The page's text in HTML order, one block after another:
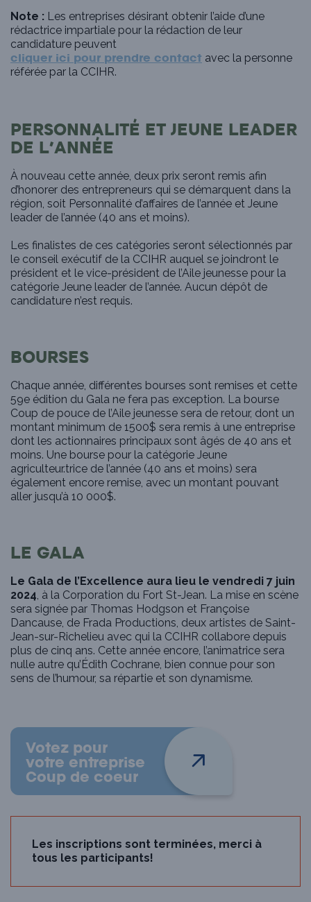
Note : Les entreprises désirant obtenir l’aide d’une
rédactrice impartiale pour la rédaction de leur
candidature peuvent
cliquer ici pour prendre contact avec la personne
référée par la CCIHR.
PERSONNALITÉ ET JEUNE LEADER
DE L’ANNÉE
À nouveau cette année, deux prix seront remis afin
d’honorer des entrepreneurs qui se démarquent dans la
région, soit Personnalité d’affaires de l’année et Jeune
leader de l’année (40 ans et moins).
Les finalistes de ces catégories seront sélectionnés par
le conseil exécutif de la CCIHR auquel se joindront le
président et le vice-président de l’Aile jeunesse pour la
catégorie Jeune leader de l’année. Aucun dépôt de
candidature n’est requis.
BOURSES
Chaque année, différentes bourses sont remises et cette
59e édition du Gala ne fera pas exception. La bourse
Coup de pouce de l’Aile jeunesse sera de retour, dont un
montant minimum de 1500$ sera remis à une entreprise
dont les actionnaires principaux sont âgés de 40 ans et
moins. Une bourse pour la catégorie Jeune
agriculteur.trice de l’année (40 ans et moins) sera
également encore remise, avec un montant pouvant
aller jusqu’à 10 000$.
LE GALA
Le Gala de l’Excellence aura lieu le vendredi 7 juin
2024, à la Corporation du Fort St-Jean. La mise en scène
sera signée par Thomas Hodgson et Françoise
Dancause, de Frada Productions, deux artistes de Saint-
Jean-sur-Richelieu avec qui la CCIHR collabore depuis
plus de cinq ans. Cette année encore, l’animatrice sera
nulle autre qu’Édith Cochrane, bien connue pour son
sens de l’humour, sa répartie et son dynamisme.
Votez pour
votre entreprise
Coup de coeur
Les inscriptions sont terminées, merci à
tous les participants!